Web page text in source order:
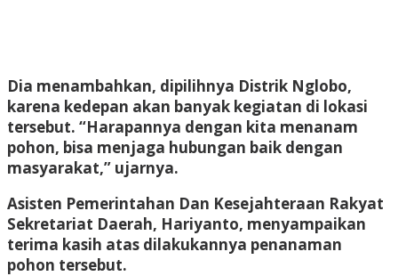
Dia menambahkan, dipilihnya Distrik Nglobo,
karena kedepan akan banyak kegiatan di lokasi
tersebut. “Harapannya dengan kita menanam
pohon, bisa menjaga hubungan baik dengan
masyarakat,” ujarnya.
Asisten Pemerintahan Dan Kesejahteraan Rakyat
Sekretariat Daerah, Hariyanto, menyampaikan
terima kasih atas dilakukannya penanaman
pohon tersebut.